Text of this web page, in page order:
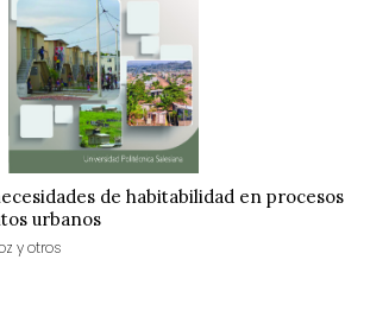
de habitabilidad en procesos
urbanos
y otros